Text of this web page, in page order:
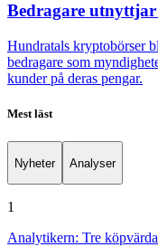
Bedragare
Hundratals kryptobörser
bedragare som
kunder på deras pengar.
Mest läst
Nyheter Analyser
1
Analytikern: Tre